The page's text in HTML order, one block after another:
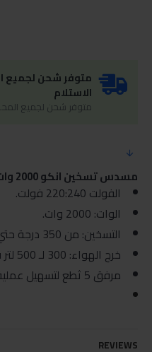
متوفر شحن لجميع
الاستلام
متوفر شحن لجميع
مسدس تسخين انكو 2000 وات HG20008:
الفولت 220:240 فولت.
الوات: 2000 وات.
التسخين: من 350 درجة حتي 550 درجة.
خرج الهواء: 300 لـ 500 لتر في الدقيقة.
مرفق 5 ثطع لتسهيل عملية
REVIEWS